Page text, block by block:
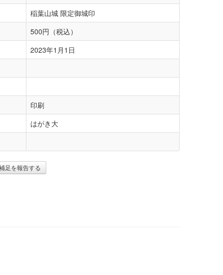
稲葉山城 限定御城印
500円（税込）
2023年1月1日
印刷
はがき大
足を報告する